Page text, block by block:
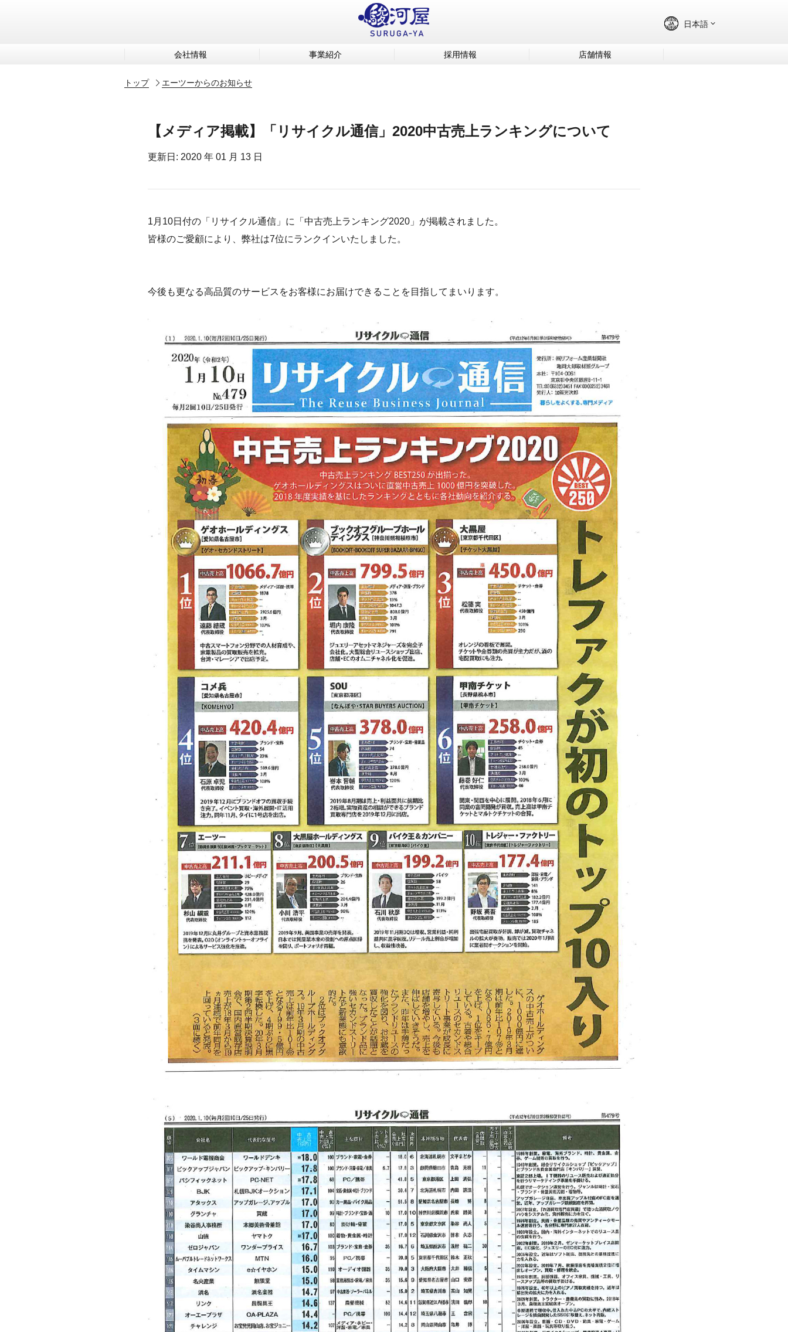
会社情報 事業紹介 採用情報 店舗情報
トップ エーツーからのお知らせ
【メディア掲載】「リサイクル通信」2020中古売上ランキングについて
更新日: 2020 年 01 月 13 日
1月10日付の「リサイクル通信」に「中古売上ランキング2020」が掲載されました。
皆様のご愛顧により、弊社は7位にランクインいたしました。
今後も更なる高品質のサービスをお客様にお届けできることを目指してまいります。